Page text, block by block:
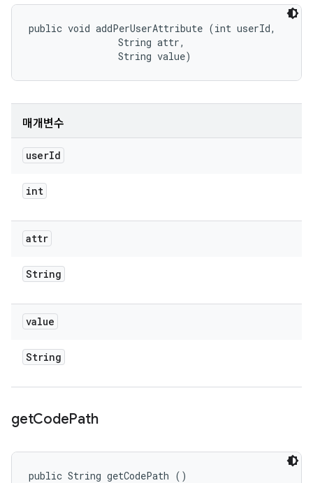
public void addPerUserAttribute (int userId,
                String attr,
                String value)
매개변수
userId
int
attr
String
value
String
getCodePath
public String getCodePath ()